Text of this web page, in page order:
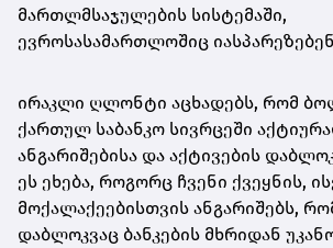
მართლმსაჯულების სისტემაში,
ევროსასამართლოშიც
ირაკლი ღლონტი აცხადებს, რომ
ქართულ საბანკო სივრცეში
ანგარიშებისა და აქტივების
ეს ეხება, როგორც ჩვენი ქვეყნის,
მოქალაქეებისთვის ანგარიშებს,
დაბლოკვაც ბანკების მხრიდან